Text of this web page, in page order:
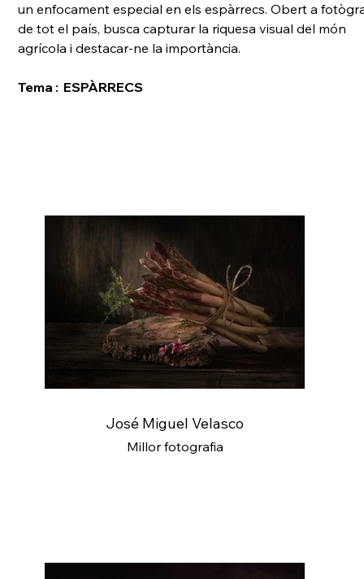
un enfocament especial en els espàrrecs. Obert a
de tot el país, busca capturar la riquesa visual del món
agrícola i destacar-ne la importància.
Tema :  ESPÀRRECS
José Miguel Velasco
Millor fotografia